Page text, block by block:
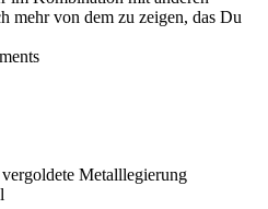
mehr von dem zu zeigen, das Du
Metalllegierung